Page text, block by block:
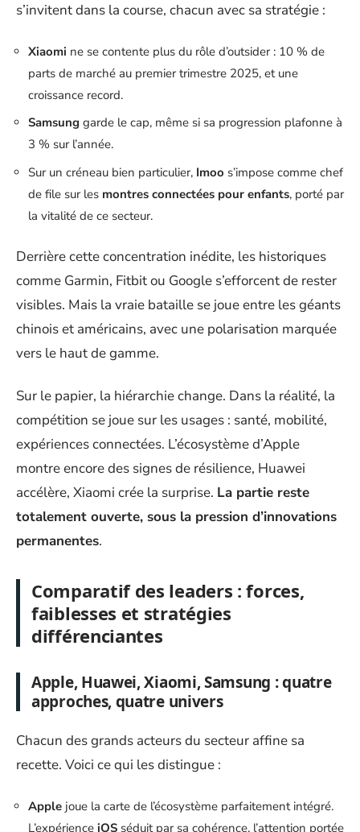
s’invitent dans la course, chacun avec sa stratégie :
Xiaomi ne se contente plus du rôle d’outsider : 10 % de
parts de marché au premier trimestre 2025, et une
croissance record.
Samsung garde le cap, même si sa progression plafonne à
3 % sur l’année.
Sur un créneau bien particulier, Imoo s’impose comme chef
de file sur les montres connectées pour enfants, porté par
la vitalité de ce secteur.
Derrière cette concentration inédite, les historiques
comme Garmin, Fitbit ou Google s’efforcent de rester
visibles. Mais la vraie bataille se joue entre les géants
chinois et américains, avec une polarisation marquée
vers le haut de gamme.
Sur le papier, la hiérarchie change. Dans la réalité, la
compétition se joue sur les usages : santé, mobilité,
expériences connectées. L’écosystème d’Apple
montre encore des signes de résilience, Huawei
accélère, Xiaomi crée la surprise. La partie reste
totalement ouverte, sous la pression d’innovations
permanentes.
Comparatif des leaders : forces,
faiblesses et stratégies
différenciantes
Apple, Huawei, Xiaomi, Samsung : quatre
approches, quatre univers
Chacun des grands acteurs du secteur affine sa
recette. Voici ce qui les distingue :
Apple joue la carte de l’écosystème parfaitement intégré.
L’expérience iOS séduit par sa cohérence, l’attention portée